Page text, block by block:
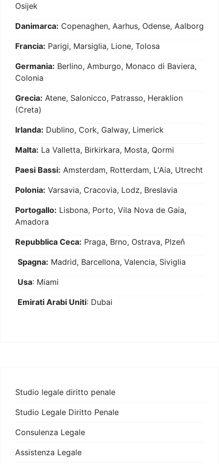
Osijek
Danimarca: Copenaghen, Aarhus, Odense, Aalborg
Francia: Parigi, Marsiglia, Lione, Tolosa
Germania: Berlino, Amburgo, Monaco di Baviera,
Colonia
Grecia: Atene, Salonicco, Patrasso, Heraklion
(Creta)
Irlanda: Dublino, Cork, Galway, Limerick
Malta: La Valletta, Birkirkara, Mosta, Qormi
Paesi Bassi: Amsterdam, Rotterdam, L'Aia, Utrecht
Polonia: Varsavia, Cracovia, Lodz, Breslavia
Portogallo: Lisbona, Porto, Vila Nova de Gaia,
Amadora
Repubblica Ceca: Praga, Brno, Ostrava, Plzeň
Spagna: Madrid, Barcellona, Valencia, Siviglia
Usa: Miami
Emirati Arabi Uniti: Dubai
Studio legale diritto penale
Studio Legale Diritto Penale
Consulenza Legale
Assistenza Legale